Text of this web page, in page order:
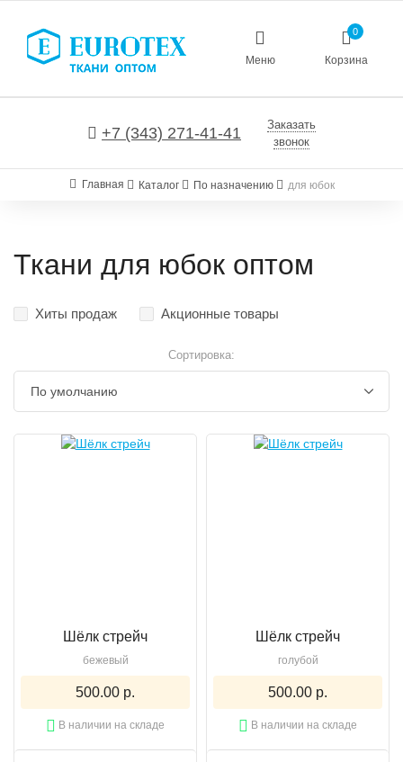
Меню
0
Корзина
+7 (343) 271-41-41
Заказать
звонок
Главная Каталог По назначению для юбок
Ткани для юбок оптом
Хиты продаж Акционные товары
Сортировка:
Шёлк стрейч
бежевый
500.00 р.
В наличии на складе
Шёлк стрейч
голубой
500.00 р.
В наличии на складе